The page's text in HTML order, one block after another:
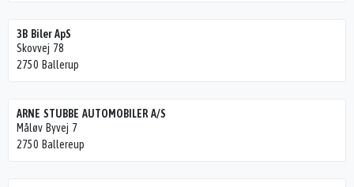
3B Biler ApS
Skovvej 78
2750 Ballerup
ARNE STUBBE AUTOMOBILER A/S
Måløv Byvej 7
2750 Ballereup